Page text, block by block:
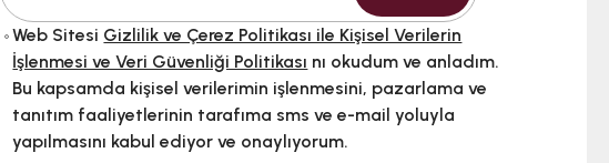
Web Sitesi Gizlilik ve Çerez Politikası ile Kişisel Verilerin
İşlenmesi ve Veri Güvenliği Politikası nı okudum ve anladım.
Bu kapsamda kişisel verilerimin işlenmesini, pazarlama ve
tanıtım faaliyetlerinin tarafıma sms ve e-mail yoluyla
yapılmasını kabul ediyor ve onaylıyorum.